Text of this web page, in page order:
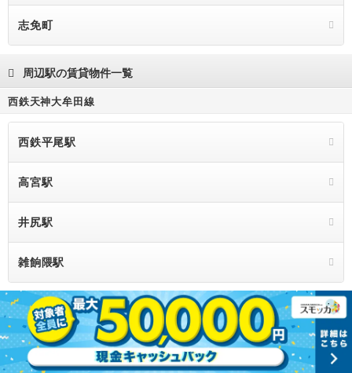
志免町
周辺駅の賃貸物件一覧
西鉄天神大牟田線
西鉄平尾駅
高宮駅
井尻駅
雑餉隈駅